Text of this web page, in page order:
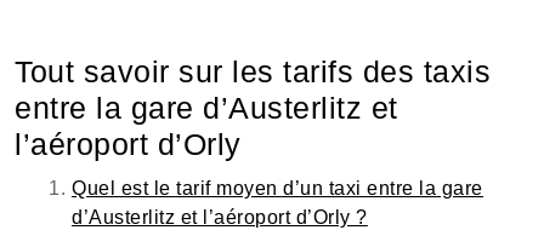
Tout savoir sur les tarifs des taxis
entre la gare d’Austerlitz et
l’aéroport d’Orly
Quel est le tarif moyen d’un taxi entre la gare
d’Austerlitz et l’aéroport d’Orly ?